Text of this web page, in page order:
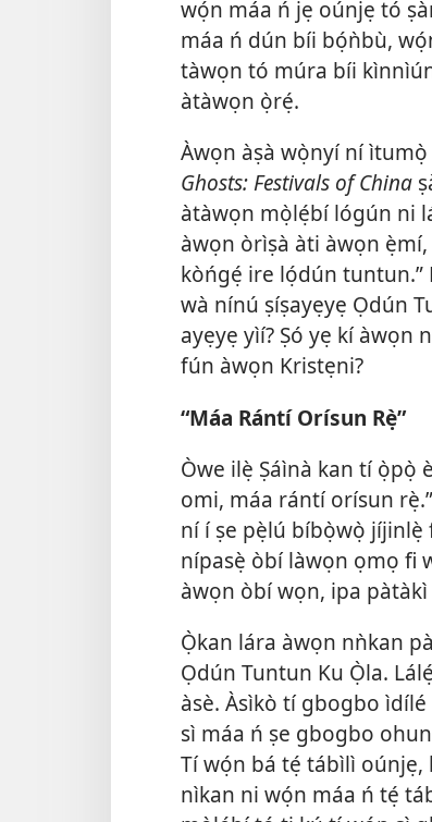
wọ́n máa ń jẹ oúnjẹ tó
máa ń dún bíi bọ́ǹbù,
tàwọn tó múra bíi
àtàwọn ọ̀rẹ́.
Àwọn àṣà wọ̀nyí ní
Ghosts: Festivals of China
àtàwọn mọ̀lẹ́bí lógún ni
àwọn òrìṣà àti àwọn
kòńgẹ́ ire lọ́dún
wà nínú ṣíṣayẹyẹ Ọdún
ayẹyẹ yìí? Ṣó yẹ kí àwọn
fún àwọn Kristẹni?
“Máa Rántí Orísun Rẹ̀”
Òwe ilẹ̀ Ṣáìnà kan tí ọ̀pọ̀
omi, máa rántí orísun
ní í ṣe pẹ̀lú bíbọ̀wọ̀
nípasẹ̀ òbí làwọn ọmọ fi
àwọn òbí wọn, ipa
Ọ̀kan lára àwọn nǹkan
Ọdún Tuntun Ku Ọ̀la.
àsè. Àsìkò tí gbogbo
sì máa ń ṣe gbogbo
Tí wọ́n bá tẹ́ tábìlì
nìkan ni wọ́n máa ń tẹ́